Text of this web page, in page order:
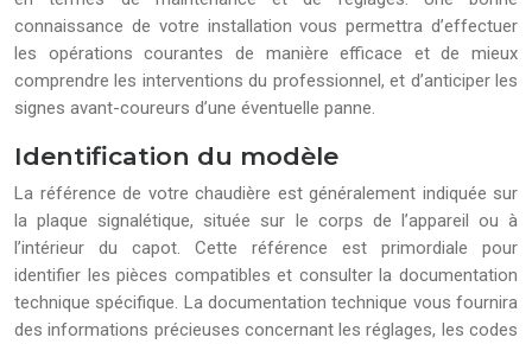
connaissance de votre installation vous permettra d’effectuer
les opérations courantes de manière efficace et de mieux
comprendre les interventions du professionnel, et d’anticiper les
signes avant-coureurs d’une éventuelle panne.
Identification du modèle
La référence de votre chaudière est généralement indiquée sur
la plaque signalétique, située sur le corps de l’appareil ou à
l’intérieur du capot. Cette référence est primordiale pour
identifier les pièces compatibles et consulter la documentation
technique spécifique. La documentation technique vous fournira
des informations précieuses concernant les réglages, les codes